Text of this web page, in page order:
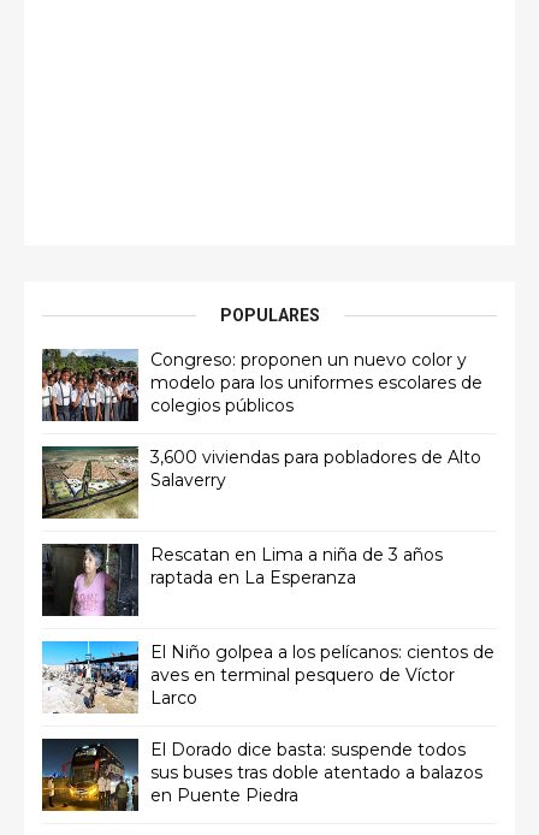
POPULARES
Congreso: proponen un nuevo color y
modelo para los uniformes escolares de
colegios públicos
3,600 viviendas para pobladores de Alto
Salaverry
Rescatan en Lima a niña de 3 años
raptada en La Esperanza
El Niño golpea a los pelícanos: cientos de
aves en terminal pesquero de Víctor
Larco
El Dorado dice basta: suspende todos
sus buses tras doble atentado a balazos
en Puente Piedra